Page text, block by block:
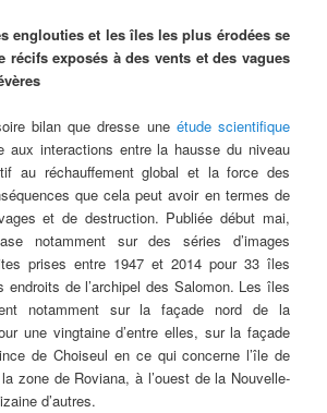
englouties et les îles les plus érodées se
récifs exposés à des vents et des vagues
bilan que dresse une étude scientifique
aux interactions entre la hausse du niveau
au réchauffement global et la force des
que cela peut avoir en termes de
et de destruction. Publiée début mai,
notamment sur des séries d’images
prises entre 1947 et 2014 pour 33 îles
endroits de l’archipel des Salomon. Les îles
notamment sur la façade nord de la
une vingtaine d’entre elles, sur la façade
de Choiseul en ce qui concerne l’île de
zone de Roviana, à l’ouest de la Nouvelle-
d’autres.